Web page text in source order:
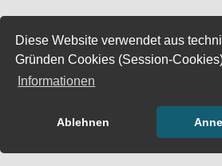
Diese Website verwendet aus
Gründen Cookies (Session-
Informationen
Ablehnen